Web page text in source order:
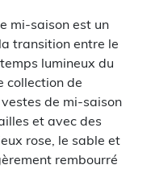
mi-saison est un
transition entre le
lumineux du
collection de
de mi-saison
et avec des
rose, le sable et
rembourré